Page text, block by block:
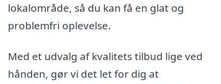
lokalområde, så du kan få en glat og
problemfri oplevelse.
Med et udvalg af kvalitets tilbud lige ved
hånden, gør vi det let for dig at